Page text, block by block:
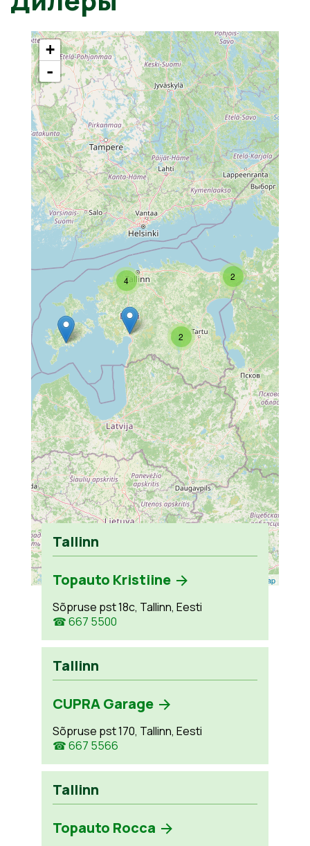
2
2
4
+
-
Leaflet OpenStreetMap
Tallinn
Topauto Kristiine
Sõpruse pst 18c, Tallinn, Eesti
☎ 667 5500
Tallinn
CUPRA Garage
Sõpruse pst 170, Tallinn, Eesti
☎ 667 5566
Tallinn
Topauto Rocca